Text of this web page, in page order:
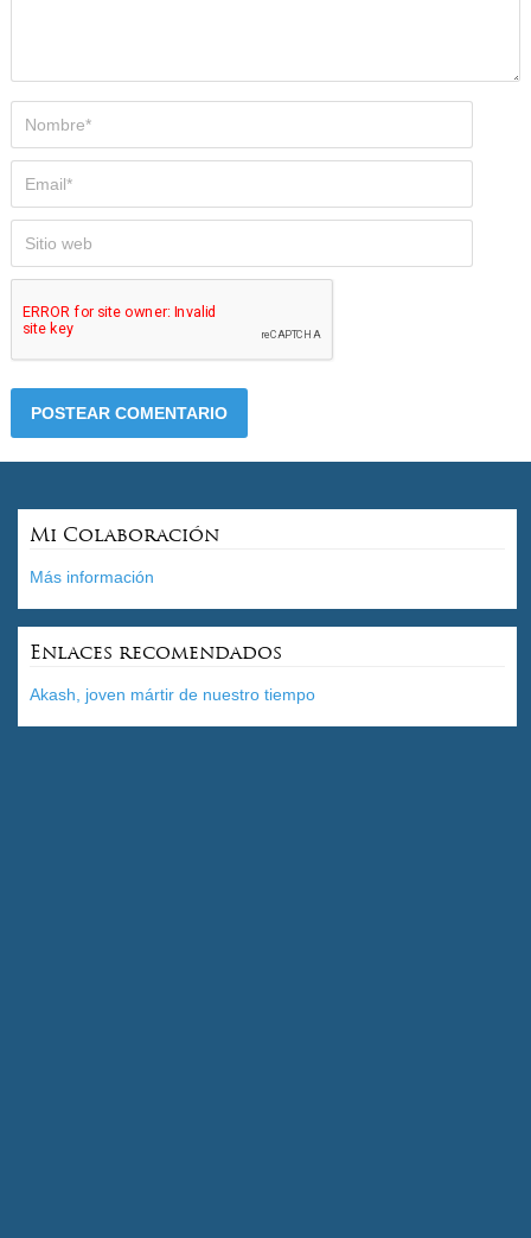
Mi Colaboración
Más información
Enlaces recomendados
Akash, joven mártir de nuestro tiempo